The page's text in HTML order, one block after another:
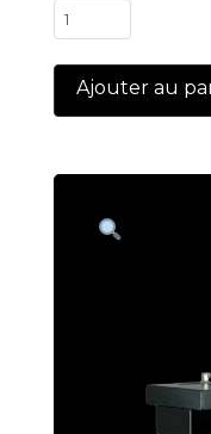
quantité
de
MP-
700
Ajouter au